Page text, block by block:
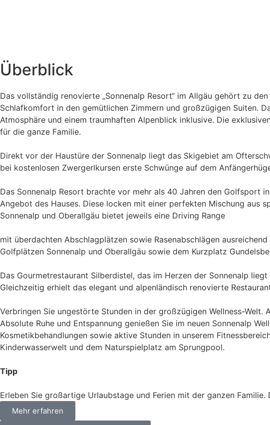
Überblick
Das vollständig renovierte „Sonnenalp Resort“ im Allgäu gehört zu
Schlafkomfort in den gemütlichen Zimmern und großzügigen Suiten.
Atmosphäre und einem traumhaften Alpenblick inklusive. Die
für die ganze Familie.
Direkt vor der Haustüre der Sonnenalp liegt das Skigebiet am
bei kostenlosen Zwergerlkursen erste Schwünge auf dem
Das Sonnenalp Resort brachte vor mehr als 40 Jahren den Golfsport
Angebot des Hauses. Diese locken mit einer perfekten Mischung aus
Sonnenalp und Oberallgäu bietet jeweils eine Driving Range
mit überdachten Abschlagplätzen sowie Rasenabschlägen
Golfplätzen Sonnenalp und Oberallgäu sowie dem Kurzplatz
Das Gourmetrestaurant Silberdistel, das im Herzen der Sonnenalp
Gleichzeitig erhielt das elegant und alpenländisch renovierte
Verbringen Sie ungestörte Stunden in der großzügigen Wellness-
Absolute Ruhe und Entspannung genießen Sie im neuen Sonnenalp
Kosmetikbehandlungen sowie aktive Stunden in unserem
Kinderwasserwelt und dem Naturspielplatz am Sprungpool.
Tipp
Erleben Sie großartige Urlaubstage und Ferien mit der ganzen
Mehr erfahren